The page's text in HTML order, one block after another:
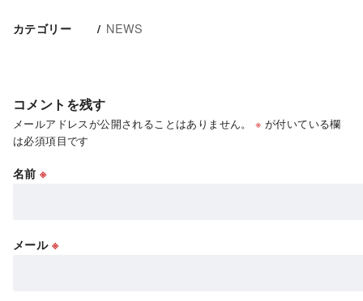
カテゴリー NEWS
コメントを残す
メールアドレスが公開されることはありません。 ※ が付いている欄
は必須項目です
名前※
メール ※